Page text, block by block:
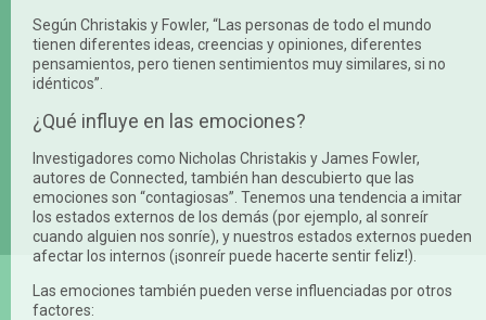
Según Christakis y Fowler, “Las personas de todo el mundo
tienen diferentes ideas, creencias y opiniones, diferentes
pensamientos, pero tienen sentimientos muy similares, si no
idénticos”.
¿Qué influye en las emociones?
Investigadores como Nicholas Christakis y James Fowler,
autores de Connected, también han descubierto que las
emociones son “contagiosas”. Tenemos una tendencia a imitar
los estados externos de los demás (por ejemplo, al sonreír
cuando alguien nos sonríe), y nuestros estados externos pueden
afectar los internos (¡sonreír puede hacerte sentir feliz!).
Las emociones también pueden verse influenciadas por otros
factores: